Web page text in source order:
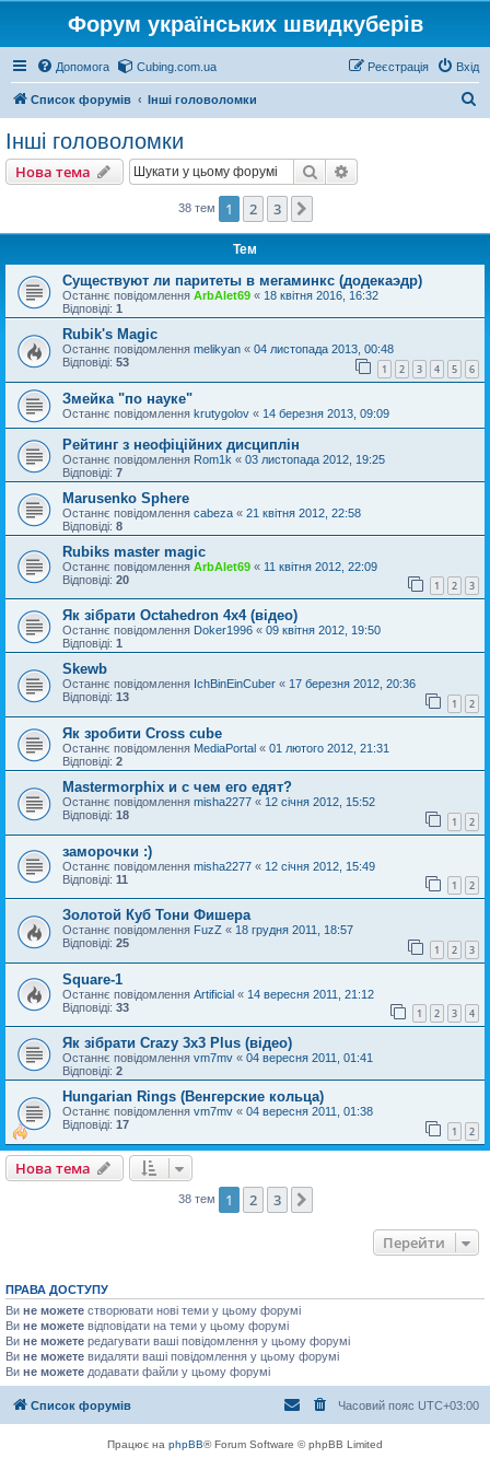
Форум українських швидкуберів
Допомога Cubing.com.ua Вхід
Реєстрація
Список форумів Інші головоломки
Інші головоломки
Нова тема Пошук
38 тем 1 2 3
Тем
Существуют ли паритеты в мегаминкс (додекаэдр)
Останнє повідомлення ArbAlet69 « 18 квітня 2016, 16:32
Відповіді: 1
Rubik's Magic
Останнє повідомлення melikyan « 04 листопада 2013, 00:48
Відповіді: 53 1 2 3 4 5 6
Змейка "по науке"
Останнє повідомлення krutygolov « 14 березня 2013, 09:09
Рейтинг з неофіційних дисциплін
Останнє повідомлення Rom1k « 03 листопада 2012, 19:25
Відповіді: 7
Marusenko Sphere
Останнє повідомлення cabeza « 21 квітня 2012, 22:58
Відповіді: 8
Rubiks master magic
Останнє повідомлення ArbAlet69 « 11 квітня 2012, 22:09
Відповіді: 20 1 2 3
Як зібрати Octahedron 4x4 (відео)
Останнє повідомлення Doker1996 « 09 квітня 2012, 19:50
Відповіді: 1
Skewb
Останнє повідомлення IchBinEinCuber « 17 березня 2012, 20:36
Відповіді: 13 1 2
Як зробити Cross cube
Останнє повідомлення MediaPortal « 01 лютого 2012, 21:31
Відповіді: 2
Mastermorphix и с чем его едят?
Останнє повідомлення misha2277 « 12 січня 2012, 15:52
Відповіді: 18 1 2
заморочки :)
Останнє повідомлення misha2277 « 12 січня 2012, 15:49
Відповіді: 11 1 2
Золотой Куб Тони Фишера
Останнє повідомлення FuzZ « 18 грудня 2011, 18:57
Відповіді: 25 1 2 3
Square-1
Останнє повідомлення Artificial « 14 вересня 2011, 21:12
Відповіді: 33 1 2 3 4
Як зібрати Crazy 3x3 Plus (відео)
Останнє повідомлення vm7mv « 04 вересня 2011, 01:41
Відповіді: 2
Нungarian Rings (Венгерские кольца)
Останнє повідомлення vm7mv « 04 вересня 2011, 01:38
Відповіді: 17 1 2
Нова тема
38 тем 1 2 3
Перейти
ПРАВА ДОСТУПУ
Ви не можете створювати нові теми у цьому форумі
Ви не можете відповідати на теми у цьому форумі
Ви не можете редагувати ваші повідомлення у цьому форумі
Ви не можете видаляти ваші повідомлення у цьому форумі
Ви не можете додавати файли у цьому форумі
Список форумів Часовий пояс UTC+03:00
Працює на phpBB® Forum Software © phpBB Limited